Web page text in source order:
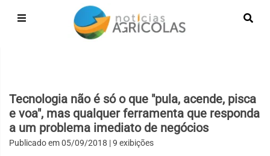
Tecnologia não é só o que "pula, acende, pisca
e voa", mas qualquer ferramenta que responda
a um problema imediato de negócios
Publicado em05/09/2018 | 9 exibições